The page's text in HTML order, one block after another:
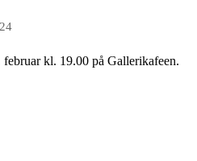
kl. 19.00 på Gallerikafeen.